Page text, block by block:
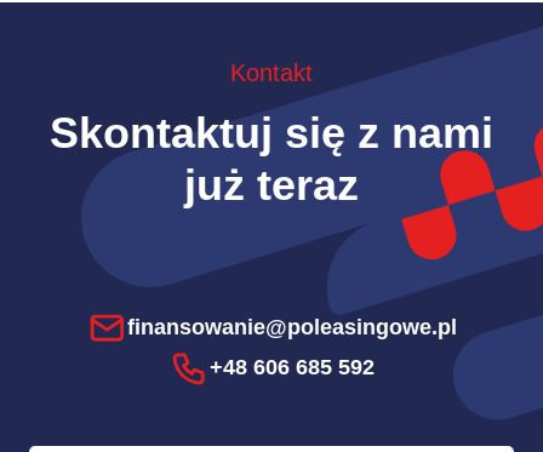
Kontakt
Skontaktuj się z nami
już teraz
finansowanie@poleasingowe.pl
+48 606 685 592